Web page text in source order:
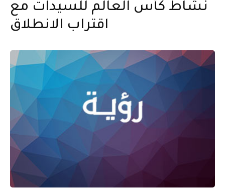
نشاط كأس العالم للسيدات مع
اقتراب الانطلاق